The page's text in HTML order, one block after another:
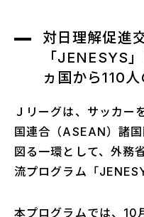
対日理解促進
「JENESYS
ヵ国から110
Ｊリーグは、サッカー
国連合（ASEAN）諸
図る一環として、外務
流プログラム「
本プログラムでは、10